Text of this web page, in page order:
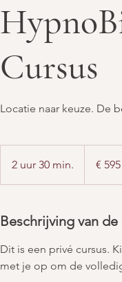
Cursus
Locatie naar keuze. De
2 uur 30 min.
u
3
0
m
€ 595
Beschrijving van
Dit is een privé cursus.
met je op om de